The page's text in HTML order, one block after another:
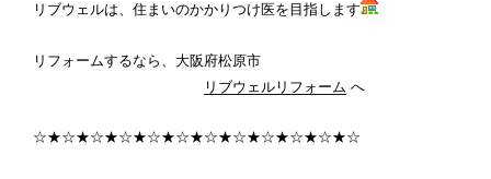
リブウェルは、住まいのかかりつけ医を目指します
リフォームするなら、大阪府松原市
リブウェルリフォーム へ
☆★☆★☆★☆★☆★☆★☆★☆★☆★☆★☆★☆